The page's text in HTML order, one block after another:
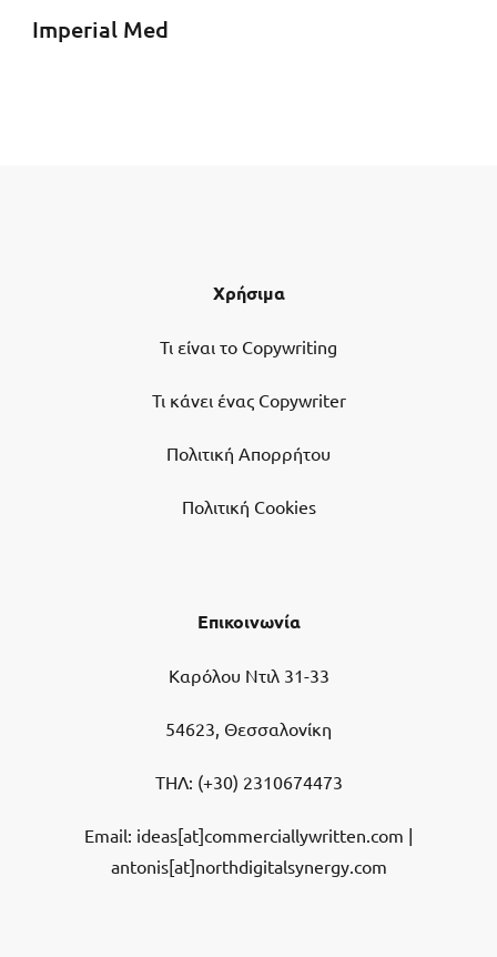
Imperial Med
Χρήσιμα
Τι είναι το Copywriting
Τι κάνει ένας Copywriter
Πολιτική Απορρήτου
Πολιτική Cookies
Επικοινωνία
Καρόλου Ντιλ 31-33
54623, Θεσσαλονίκη
ΤΗΛ: (+30) 2310674473
Email: ideas[at]commerciallywritten.com |
antonis[at]northdigitalsynergy.com